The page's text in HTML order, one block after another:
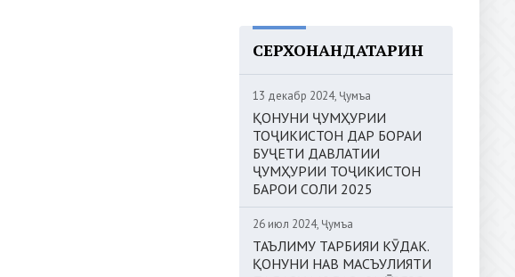
СЕРХОНАНДАТАРИН
13 декабр 2024, Ҷумъа
ҚОНУНИ ҶУМҲУРИИ
ТОҶИКИСТОН ДАР БОРАИ
БУҶЕТИ ДАВЛАТИИ
ҶУМҲУРИИ ТОҶИКИСТОН
БАРОИ СОЛИ 2025
26 июл 2024, Ҷумъа
ТАЪЛИМУ ТАРБИЯИ КӮДАК.
ҚОНУНИ НАВ МАСЪУЛИЯТИ